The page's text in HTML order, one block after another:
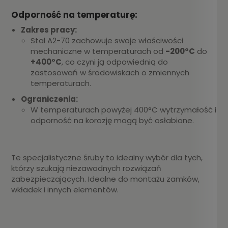
Odporność na temperaturę:
Zakres pracy:
Stal A2-70 zachowuje swoje właściwości
mechaniczne w temperaturach od -200°C do
+400°C, co czyni ją odpowiednią do
zastosowań w środowiskach o zmiennych
temperaturach.
Ograniczenia:
W temperaturach powyżej 400°C wytrzymałość i
odporność na korozję mogą być osłabione.
Te specjalistyczne śruby to idealny wybór dla tych,
którzy szukają niezawodnych rozwiązań
zabezpieczających. Idealne do montażu zamków,
wkładek i innych elementów.